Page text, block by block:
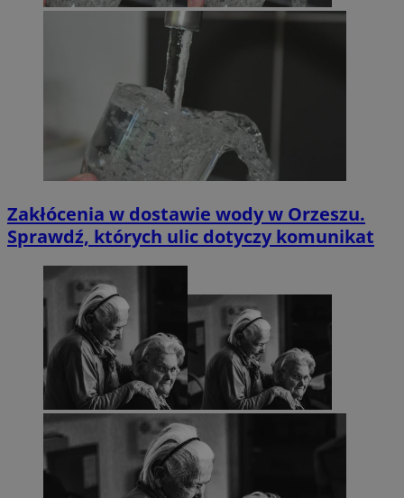
Zakłócenia w dostawie wody w Orzeszu.
Sprawdź, których ulic dotyczy komunikat